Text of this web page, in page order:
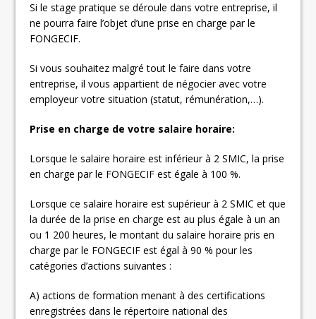
Si le stage pratique se déroule dans votre entreprise, il
ne pourra faire l’objet d’une prise en charge par le
FONGECIF.
Si vous souhaitez malgré tout le faire dans votre
entreprise, il vous appartient de négocier avec votre
employeur votre situation (statut, rémunération,…).
Prise en charge de votre salaire horaire:
Lorsque le salaire horaire est inférieur à 2 SMIC, la prise
en charge par le FONGECIF est égale à 100 %.
Lorsque ce salaire horaire est supérieur à 2 SMIC et que
la durée de la prise en charge est au plus égale à un an
ou 1 200 heures, le montant du salaire horaire pris en
charge par le FONGECIF est égal à 90 % pour les
catégories d’actions suivantes :
A) actions de formation menant à des certifications
enregistrées dans le répertoire national des